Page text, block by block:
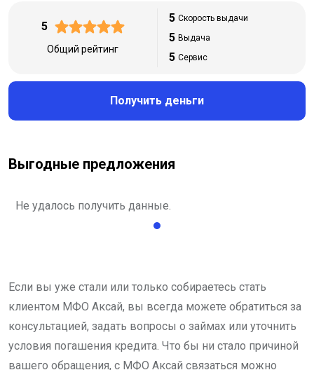
5
Общий рейтинг
5 Скорость выдачи
5 Выдача
5 Сервис
Получить деньги
Выгодные предложения
Не удалось получить данные.
Если вы уже стали или только собираетесь стать
клиентом МФО Аксай, вы всегда можете обратиться за
консультацией, задать вопросы о займах или уточнить
условия погашения кредита. Что бы ни стало причиной
вашего обращения, с МФО Аксай связаться можно